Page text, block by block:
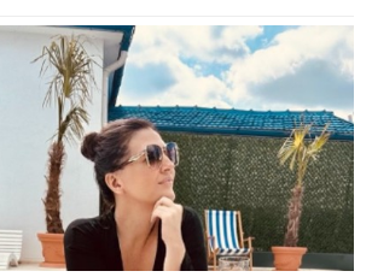
Domaćice su saznale šta se dešava
sa PEŠKIRIMA kada ih DRŽE U
KUPATILU i krenule su masovno da
im menjaju mesto